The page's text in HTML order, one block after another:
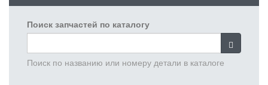
Поиск запчастей по каталогу
Поиск по названию или номеру детали в каталоге